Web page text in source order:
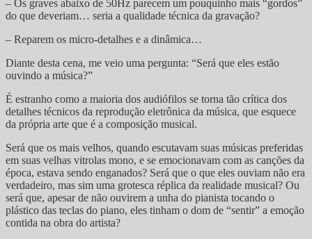
– Os graves abaixo de 50Hz parecem um pouquinho mais “gordos”
do que deveriam… seria a qualidade técnica da gravação?
– Reparem os micro-detalhes e a dinâmica…
Diante desta cena, me veio uma pergunta: “Será que eles estão
ouvindo a música?”
É estranho como a maioria dos audiófilos se torna tão crítica dos
detalhes técnicos da reprodução eletrônica da música, que esquece
da própria arte que é a composição musical.
Será que os mais velhos, quando escutavam suas músicas preferidas
em suas velhas vitrolas mono, e se emocionavam com as canções da
época, estava sendo enganados? Será que o que eles ouviam não era
verdadeiro, mas sim uma grotesca réplica da realidade musical? Ou
será que, apesar de não ouvirem a unha do pianista tocando o
plástico das teclas do piano, eles tinham o dom de “sentir” a emoção
contida na obra do artista?